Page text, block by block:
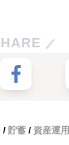
貯蓄
資産運用